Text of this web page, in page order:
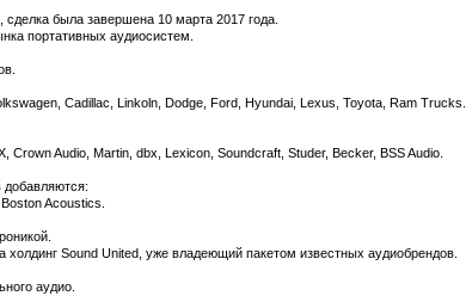
сделка была завершена 10 марта 2017 года.
портативных аудиосистем.
Cadillac, Linkoln, Dodge, Ford, Hyundai, Lexus, Toyota, Ram Trucks.
Audio, Martin, dbx, Lexicon, Soundcraft, Studer, Becker, BSS Audio.
Acoustics.
Sound United, уже владеющий пакетом известных аудиобрендов.
аудио.